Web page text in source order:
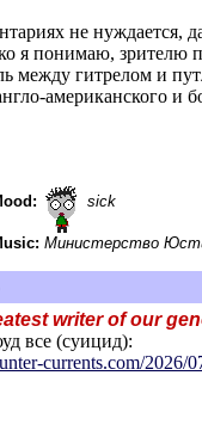
не нуждается,
я понимаю, зрителю
между гитрелом и
американского и
sick
Министерство
writer of our
все (суицид):
currents.com/2026/